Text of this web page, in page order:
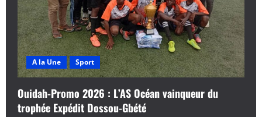
A la Une Sport
Ouidah-Promo 2026 : L’AS Océan vainqueur du
trophée Expédit Dossou-Gbété